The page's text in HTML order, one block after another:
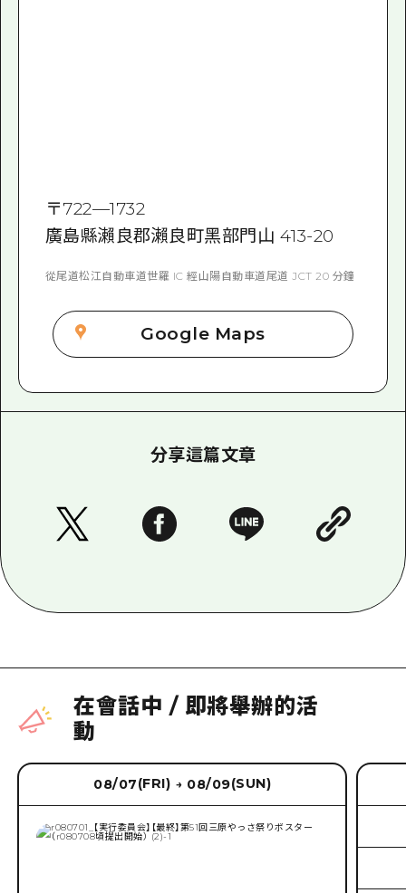
〒722—1732
廣島縣瀨良郡瀨良町黑部門山 413-20
從尾道松江自動車道世羅 IC 經山陽自動車道尾道 JCT 20 分鐘
Google Maps
分享這篇文章
在會話中 / 即將舉辦的活
動
08/07(FRI) → 08/09(SUN)